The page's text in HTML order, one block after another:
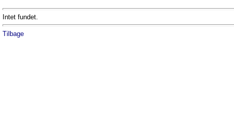
Intet fundet.
Tilbage